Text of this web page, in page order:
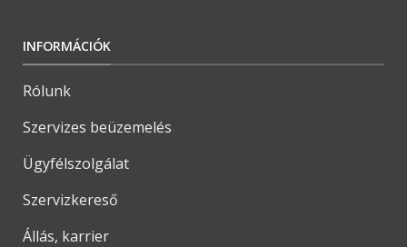
INFORMÁCIÓK
Rólunk
Szervizes beüzemelés
Ügyfélszolgálat
Szervizkereső
Állás, karrier